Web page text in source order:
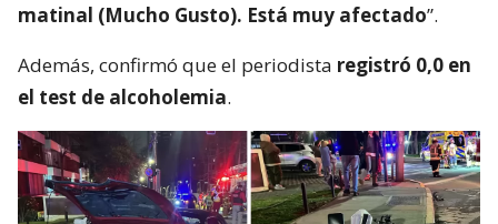
matinal (Mucho Gusto). Está muy afectado”.
Además, confirmó que el periodista registró 0,0 en
el test de alcoholemia.